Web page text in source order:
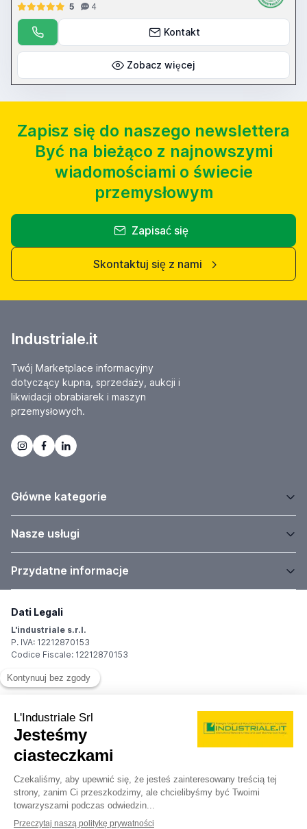
5
4
Kontakt
Zobacz więcej
Zapisz się do naszego newslettera
Być na bieżąco z najnowszymi
wiadomościami o świecie
przemysłowym
Zapisać się
Skontaktuj się z nami
Industriale.it
Twój Marketplace informacyjny
dotyczący kupna, sprzedaży, aukcji i
likwidacji obrabiarek i maszyn
przemysłowych.
Główne kategorie
Nasze usługi
Przydatne informacje
Dati Legali
L'industriale s.r.l.
P. IVA: 12212870153
Codice Fiscale: 12212870153
Sede Legale
20148 Milano (MI)
Italy
Registro Imprese
REA: MI-1539011
Capitale sociale: Euro 10.400,00 i.v.